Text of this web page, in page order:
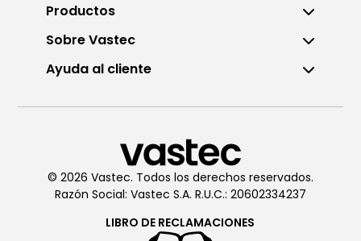
Productos
Sobre Vastec
Ayuda al cliente
© 2026 Vastec. Todos los derechos reservados.
Razón Social: Vastec S.A. R.U.C.: 20602334237
LIBRO DE RECLAMACIONES